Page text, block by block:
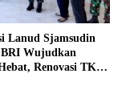
Lanud Sjamsudin
Wujudkan
Renovasi TK